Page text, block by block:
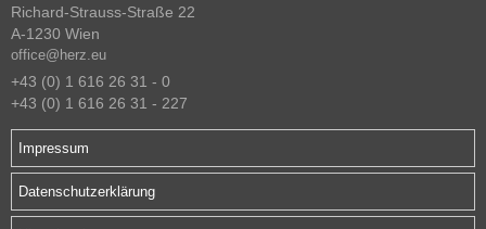
Richard-Strauss-Straße 22
A-1230 Wien
office@herz.eu
+43 (0) 1 616 26 31 - 0
+43 (0) 1 616 26 31 - 227
Impressum
Datenschutzerklärung